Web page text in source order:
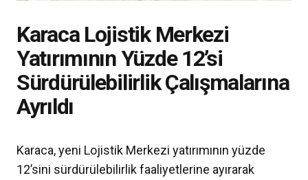
Karaca Lojistik Merkezi
Yatırımının Yüzde 12’si
Sürdürülebilirlik Çalışmalarına
Ayrıldı
Karaca, yeni Lojistik Merkezi yatırımının yüzde
12’sini sürdürülebilirlik faaliyetlerine ayırarak